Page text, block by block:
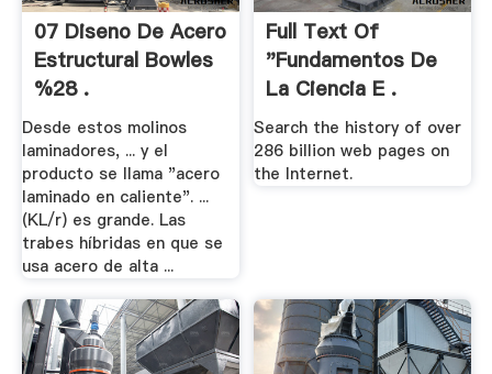
07 Diseno De Acero
Estructural Bowles
%28 .
Desde estos molinos
laminadores, ... y el
producto se llama "acero
laminado en caliente". ...
(KL/r) es grande. Las
trabes híbridas en que se
usa acero de alta ...
Full Text Of
"Fundamentos De
La Ciencia E .
Search the history of over
286 billion web pages on
the Internet.